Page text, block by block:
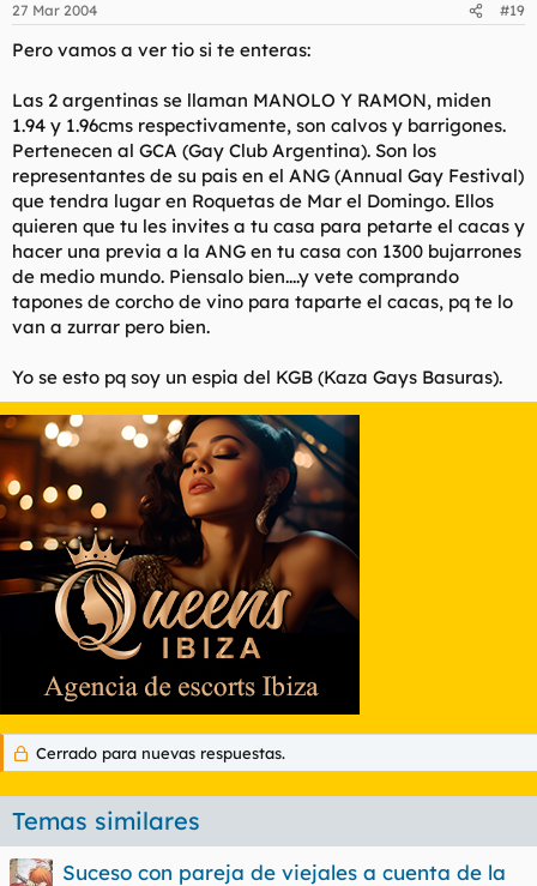
27 Mar 2004 #19
Pero vamos a ver tio si te enteras:
Las 2 argentinas se llaman MANOLO Y RAMON, miden
1.94 y 1.96cms respectivamente, son calvos y barrigones.
Pertenecen al GCA (Gay Club Argentina). Son los
representantes de su pais en el ANG (Annual Gay Festival)
que tendra lugar en Roquetas de Mar el Domingo. Ellos
quieren que tu les invites a tu casa para petarte el cacas y
hacer una previa a la ANG en tu casa con 1300 bujarrones
de medio mundo. Piensalo bien....y vete comprando
tapones de corcho de vino para taparte el cacas, pq te lo
van a zurrar pero bien.
Yo se esto pq soy un espia del KGB (Kaza Gays Basuras).
Cerrado para nuevas respuestas.
Temas similares
Suceso con pareja de viejales a cuenta de la